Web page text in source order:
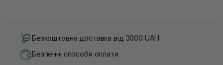
Безкоштовна доставка від 3000 UAH
Безпечні способи оплати